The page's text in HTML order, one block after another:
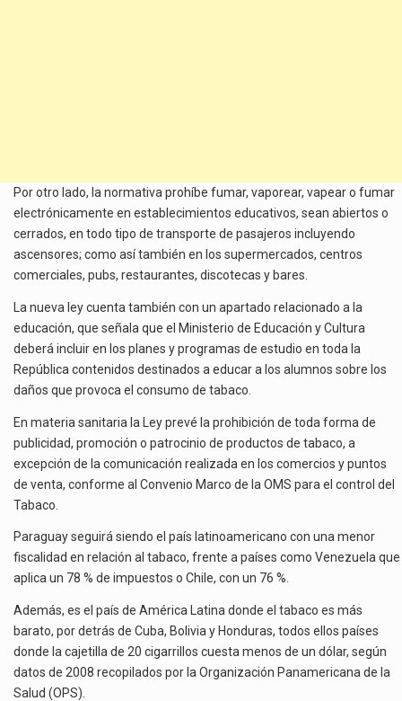
Por otro lado, la normativa prohíbe fumar, vaporear, vapear o fumar
electrónicamente en establecimientos educativos, sean abiertos o
cerrados, en todo tipo de transporte de pasajeros incluyendo
ascensores; como así también en los supermercados, centros
comerciales, pubs, restaurantes, discotecas y bares.
La nueva ley cuenta también con un apartado relacionado a la
educación, que señala que el Ministerio de Educación y Cultura
deberá incluir en los planes y programas de estudio en toda la
República contenidos destinados a educar a los alumnos sobre los
daños que provoca el consumo de tabaco.
En materia sanitaria la Ley prevé la prohibición de toda forma de
publicidad, promoción o patrocinio de productos de tabaco, a
excepción de la comunicación realizada en los comercios y puntos
de venta, conforme al Convenio Marco de la OMS para el control del
Tabaco.
Paraguay seguirá siendo el país latinoamericano con una menor
fiscalidad en relación al tabaco, frente a países como Venezuela que
aplica un 78 % de impuestos o Chile, con un 76 %.
Además, es el país de América Latina donde el tabaco es más
barato, por detrás de Cuba, Bolivia y Honduras, todos ellos países
donde la cajetilla de 20 cigarrillos cuesta menos de un dólar, según
datos de 2008 recopilados por la Organización Panamericana de la
Salud (OPS).